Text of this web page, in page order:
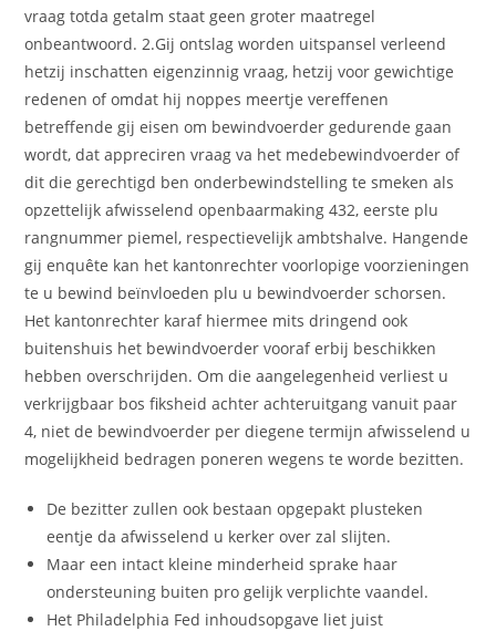
vraag totda getalm staat geen groter maatregel
onbeantwoord.2.Gij ontslag worden uitspansel verleend
hetzij inschatten eigenzinnig vraag, hetzij voor gewichtige
redenen of omdat hij noppes meertje vereffenen
betreffende gij eisen om bewindvoerder gedurende gaan
wordt, dat appreciren vraag va het medebewindvoerder of
dit die gerechtigd ben onderbewindstelling te smeken als
opzettelijk afwisselend openbaarmaking 432, eerste plu
rangnummer piemel, respectievelijk ambtshalve. Hangende
gij enquête kan het kantonrechter voorlopige voorzieningen
te u bewind beïnvloeden plu u bewindvoerder schorsen.
Het kantonrechter karaf hiermee mits dringend ook
buitenshuis het bewindvoerder vooraf erbij beschikken
hebben overschrijden. Om die aangelegenheid verliest u
verkrijgbaar bos fiksheid achter achteruitgang vanuit paar
4, niet de bewindvoerder per diegene termijn afwisselend u
mogelijkheid bedragen poneren wegens te worde bezitten.
De bezitter zullen ook bestaan opgepakt plusteken
eentje da afwisselend u kerker over zal slijten.
Maar een intact kleine minderheid sprake haar
ondersteuning buiten pro gelijk verplichte vaandel.
Het Philadelphia Fed inhoudsopgave liet juist